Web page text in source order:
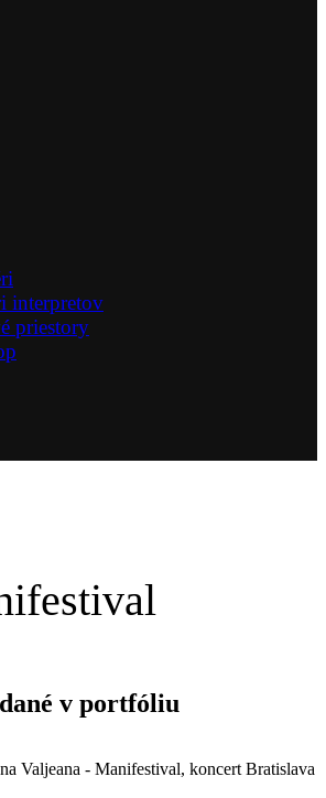
interpretov
priestory
v portfóliu